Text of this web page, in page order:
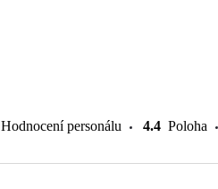
Hodnocení personálu 4.4 Poloha